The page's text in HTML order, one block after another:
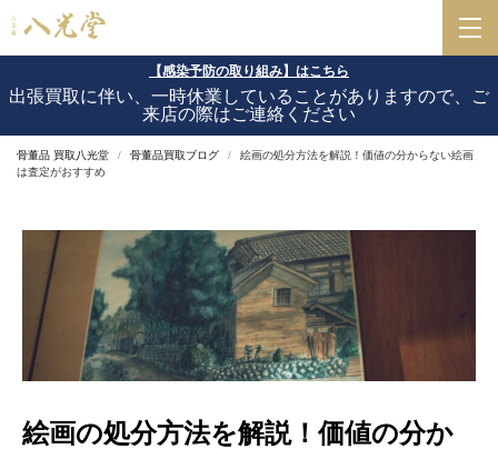
【感染予防の取り組み】はこちら
出張買取に伴い、一時休業していることがありますので、ご
来店の際はご連絡ください
骨董品 買取八光堂 骨董品買取ブログ
絵画の処分方法を解説！価値の分からない絵画
は査定がおすすめ
絵画の処分方法を解説！価値の分か